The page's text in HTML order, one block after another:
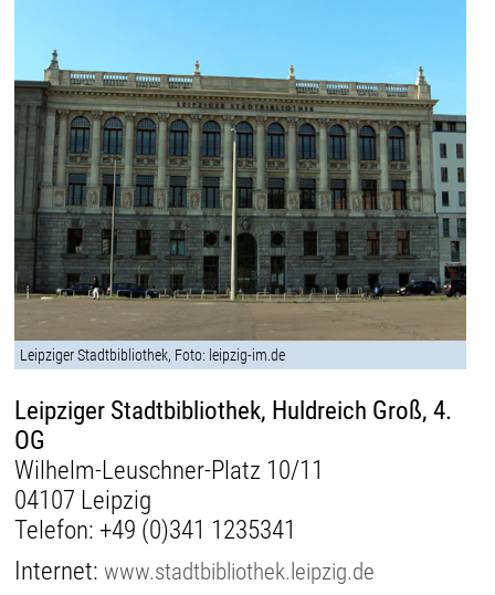
Leipziger Stadtbibliothek, Foto: leipzig-im.de
Leipziger Stadtbibliothek, Huldreich Groß, 4.
OG
Wilhelm-Leuschner-Platz 10/11
04107 Leipzig
Telefon: +49 (0)341 1235341
Internet:www.stadtbibliothek.leipzig.de